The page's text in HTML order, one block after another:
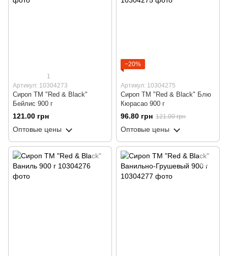
1
Артикул: 10304273
Сироп ТМ "Red & Black"
Бейлис 900 г
121.00 грн
Оптовые цены
−20%
Артикул: 10304275
Сироп ТМ "Red & Black" Блю
Кюрасао 900 г
96.80 грн 121.00 грн
Оптовые цены